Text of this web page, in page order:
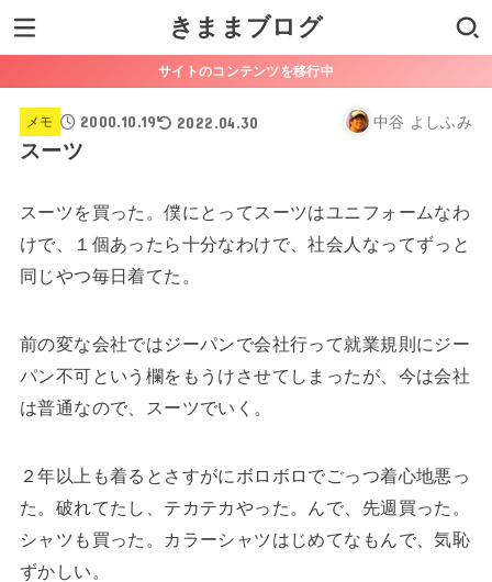
きままブログ
サイトのコンテンツを移行中
メモ 2000.10.19 2022.04.30 中谷 よしふみ
スーツ
スーツを買った。僕にとってスーツはユニフォームなわ
けで、１個あったら十分なわけで、社会人なってずっと
同じやつ毎日着てた。
前の変な会社ではジーパンで会社行って就業規則にジー
パン不可という欄をもうけさせてしまったが、今は会社
は普通なので、スーツでいく。
２年以上も着るとさすがにボロボロでごっつ着心地悪っ
た。破れてたし、テカテカやった。んで、先週買った。
シャツも買った。カラーシャツはじめてなもんで、気恥
ずかしい。